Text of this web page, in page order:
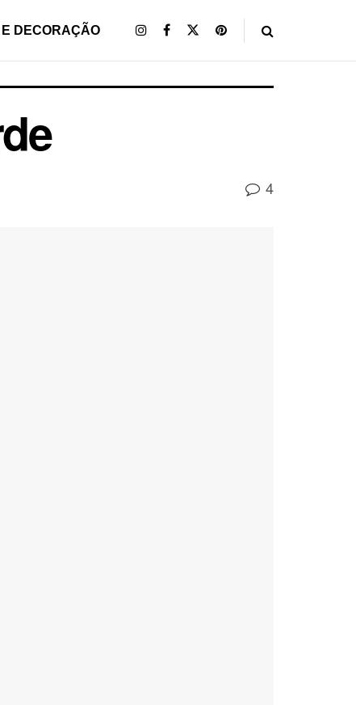
DECORAÇÃO
4